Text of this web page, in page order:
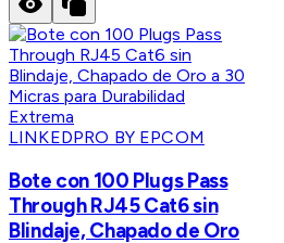
LINKEDPRO BY EPCOM
Bote con 100 Plugs Pass
Through RJ45 Cat6 sin
Blindaje, Chapado de Oro